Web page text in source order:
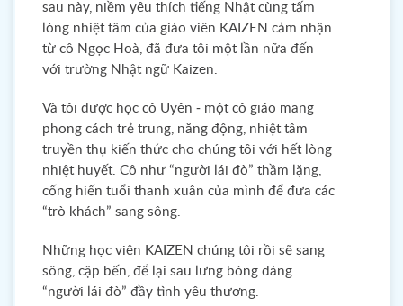
sau này, niềm yêu thích tiếng Nhật cùng tấm
lòng nhiệt tâm của giáo viên KAIZEN cảm nhận
từ cô Ngọc Hoà, đã đưa tôi một lần nữa đến
với trường Nhật ngữ Kaizen.
Và tôi được học cô Uyên - một cô giáo mang
phong cách trẻ trung, năng động, nhiệt tâm
truyền thụ kiến thức cho chúng tôi với hết lòng
nhiệt huyết. Cô như “người lái đò” thầm lặng,
cống hiến tuổi thanh xuân của mình để đưa các
“trò khách” sang sông.
Những học viên KAIZEN chúng tôi rồi sẽ sang
sông, cập bến, để lại sau lưng bóng dáng
“người lái đò” đầy tình yêu thương.